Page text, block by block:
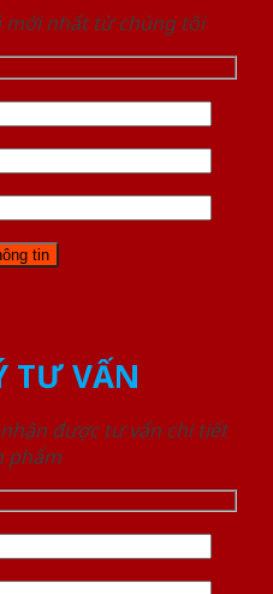
mới nhất từ chúng tôi
TƯ VẤN
được tư vấn chi tiết
phẩm